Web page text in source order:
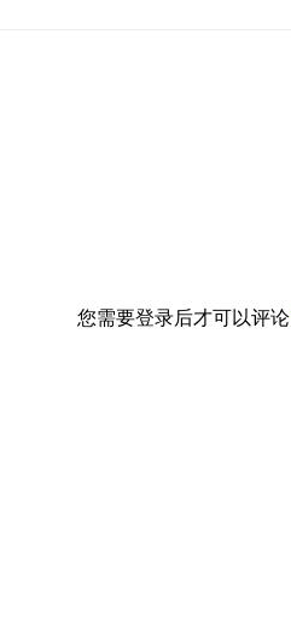
您需要登录后才可以评论